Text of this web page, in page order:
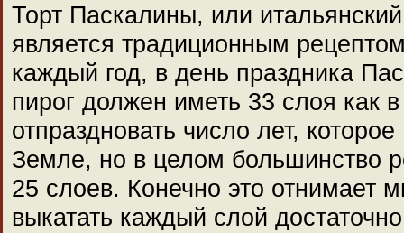
Торт Паскалины, или
является традиционным
каждый год, в день праздника
пирог должен иметь 33 слоя как
отпраздновать число лет,
Земле, но в целом большинство
25 слоев. Конечно это отнимает
выкатать каждый слой